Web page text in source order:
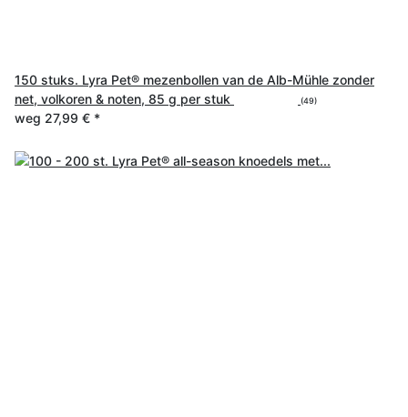
150 stuks. Lyra Pet® mezenbollen van de Alb-Mühle zonder
net, volkoren & noten, 85 g per stuk
(49)
weg 27,99 € *